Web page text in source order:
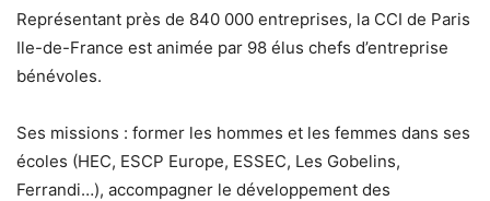
Représentant près de 840 000 entreprises, la CCI de Paris
Ile-de-France est animée par 98 élus chefs d’entreprise
bénévoles.
Ses missions : former les hommes et les femmes dans ses
écoles (HEC, ESCP Europe, ESSEC, Les Gobelins,
Ferrandi…), accompagner le développement des